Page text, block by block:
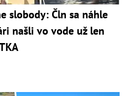
slobody: Čln sa náhle
našli vo vode už len